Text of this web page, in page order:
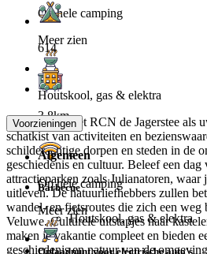
Op hele camping
Meer zien
Houtskool, gas & elektra
De Veluwe, met RCN de Jagerstee als
schatkist van activiteiten en
schilderachtige dorpen en steden in de
geschiedenis en cultuur. Beleef een
attractieparken zoals Julianatoren,
uitleven. De natuurliefhebbers zullen
wandel- en fietsroutes die zich een weg
Veluwe. Culturele uitstapjes naar
maken je vakantie compleet en bieden
geschiedenis en natuur van de
614
3.8km
Op hele camping
Meer zien
Voorzieningen
Algemeen
Barbecue
Houtskool, gas & elektra
Oplaadpunt voor electrische auto's